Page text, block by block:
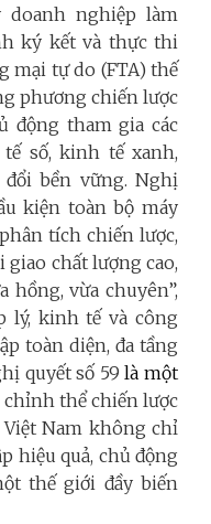
nghiệp làm
ký kết và thực thi
mại tự do (FTA) thế
phương chiến lược
động tham gia các
số, kinh tế xanh,
bền vững. Nghị
kiện toàn bộ máy
tích chiến lược,
chất lượng cao,
hồng, vừa chuyên”,
lý, kinh tế và công
toàn diện, đa tầng
quyết số 59là một
thể chiến lược
Việt Nam không chỉ
hiệu quả, chủ động
thế giới đầy biến